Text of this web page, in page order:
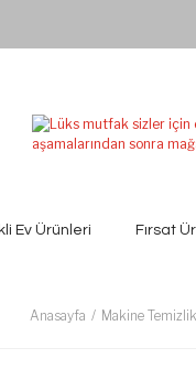
Ev Ürünleri Fırsat
Anasayfa Makine